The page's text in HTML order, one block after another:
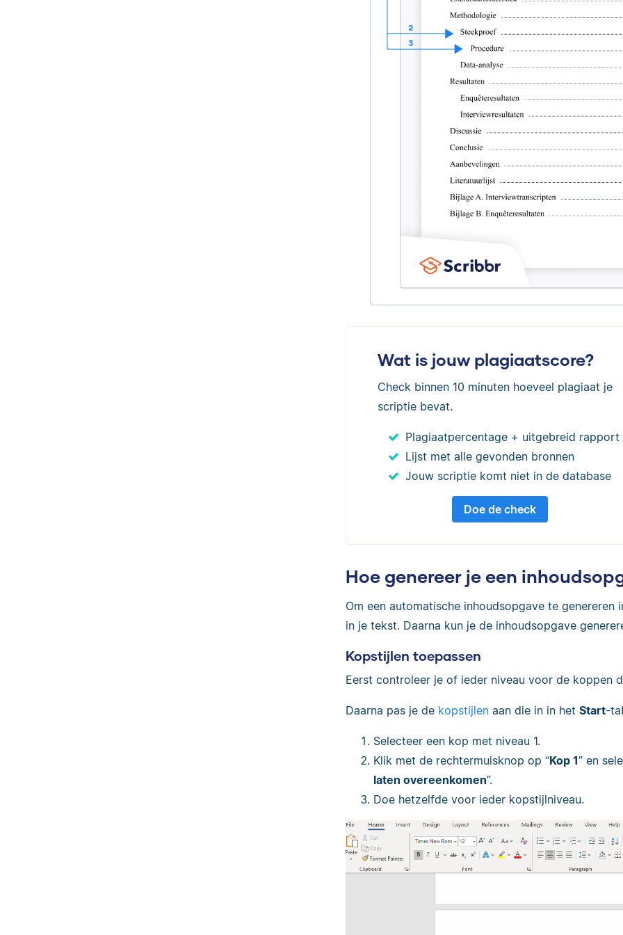
Wat is jouw plagiaatscore?
Check binnen 10 minuten hoeveel plagiaat je
scriptie bevat.
Plagiaatpercentage + uitgebreid rapport
Lijst met alle gevonden bronnen
Jouw scriptie komt niet in de database
Doe de check
Hoe genereer je een
Om een automatische inhoudsopgave te
in je tekst. Daarna kun je de inhoudsopgave
Kopstijlen toepassen
Eerst controleer je of ieder niveau voor de koppen
Daarna pas je de kopstijlen aan die in in het Start-
Selecteer een kop met niveau 1.
Klik met de rechtermuisknop op “Kop 1” en
laten overeenkomen”.
Doe hetzelfde voor ieder kopstijlniveau.